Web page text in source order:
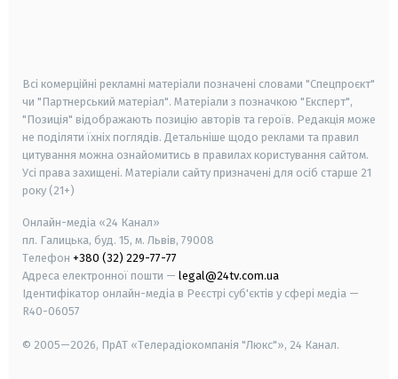
Всі комерційні рекламні матеріали позначені словами "Спецпроєкт"
чи "Партнерський матеріал". Матеріали з позначкою "Експерт",
"Позиція" відображають позицію авторів та героїв. Редакція може
не поділяти їхніх поглядів. Детальніше щодо реклами та правил
цитування можна ознайомитись в правилах користування сайтом.
Усі права захищені. Матеріали сайту призначені для осіб старше 21
року (21+)
Онлайн-медіа «24 Канал»
пл. Галицька, буд. 15, м. Львів, 79008
Телефон +380 (32) 229-77-77
Адреса електронної пошти — legal@24tv.com.ua
Ідентифікатор онлайн-медіа в Реєстрі суб'єктів у сфері медіа —
R40-06057
© 2005—2026, ПрАТ «Телерадіокомпанія "Люкс"», 24 Канал.